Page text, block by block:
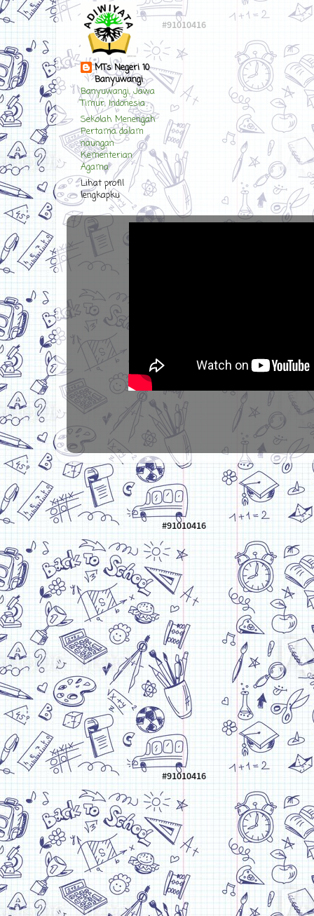
MTs Negeri 10
Banyuwangi
Banyuwangi, Jawa
Timur, Indonesia
Sekolah Menengah
Pertama dalam
naungan
Kementerian
Agama
Lihat profil
lengkapku